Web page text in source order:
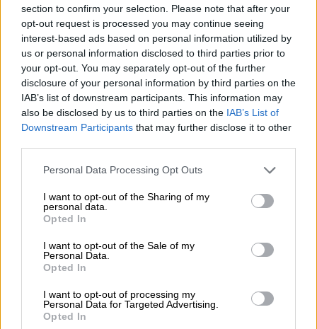
section to confirm your selection. Please note that after your
opt-out request is processed you may continue seeing
interest-based ads based on personal information utilized by
us or personal information disclosed to third parties prior to
your opt-out. You may separately opt-out of the further
disclosure of your personal information by third parties on the
IAB’s list of downstream participants. This information may
also be disclosed by us to third parties on the IAB’s List of
Downstream Participants that may further disclose it to other
Please note that this website/app uses one or more Google
not limited to your visit or usage behaviour. You may click to
grant or deny consent to Google and its third-party tags to
use your data for below specified purposes in below Google
consent section.
Personal Data Processing Opt Outs
I want to opt-out of the Sharing of my
personal data.
Opted In
I want to opt-out of the Sale of my
Personal Data.
Opted In
I want to opt-out of processing my
Personal Data for Targeted Advertising.
Opted In
Yksinkertaista taloushallinnon rutiineja ja
käytä aikasi paremmin. Aloitus nyt
maksutta rajoitetun ajan!
Tutustu Procountoriin
Ratkaisut